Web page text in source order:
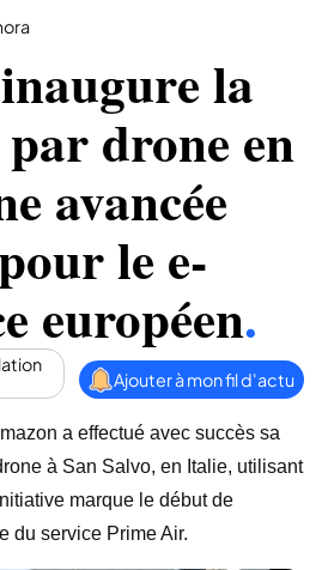
la
drone en
avancée
le e-
européen.
Ajouter à mon fil d'actu
a effectué avec succès sa
à San Salvo, en Italie, utilisant
marque le début de
du service Prime Air.